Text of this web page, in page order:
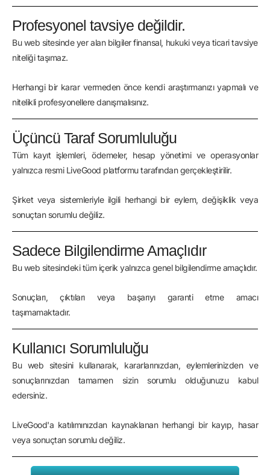
Profesyonel tavsiye değildir.
Bu web sitesinde yer alan bilgiler finansal, hukuki veya ticari tavsiye
niteliği taşımaz.
Herhangi bir karar vermeden önce kendi araştırmanızı yapmalı ve
nitelikli profesyonellere danışmalısınız.
Üçüncü Taraf Sorumluluğu
Tüm kayıt işlemleri, ödemeler, hesap yönetimi ve operasyonlar
yalnızca resmi LiveGood platformu tarafından gerçekleştirilir.
Şirket veya sistemleriyle ilgili herhangi bir eylem, değişiklik veya
sonuçtan sorumlu değiliz.
Sadece Bilgilendirme Amaçlıdır
Bu web sitesindeki tüm içerik yalnızca genel bilgilendirme amaçlıdır.
Sonuçları, çıktıları veya başarıyı garanti etme amacı
taşımamaktadır.
Kullanıcı Sorumluluğu
Bu web sitesini kullanarak, kararlarınızdan, eylemlerinizden ve
sonuçlarınızdan tamamen sizin sorumlu olduğunuzu kabul
edersiniz.
LiveGood'a katılımınızdan kaynaklanan herhangi bir kayıp, hasar
veya sonuçtan sorumlu değiliz.